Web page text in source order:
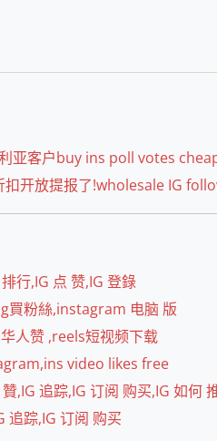
亚客户buy ins poll votes
扣开放提报了!wholesale IG
行,IG 点 赞,IG 登錄
買粉絲,instagram 电脑 版
人赞 ,reels短视频下载
video likes free
,IG 追踪,IG 订阅 购买,IG 如何
追踪,IG 订阅 购买